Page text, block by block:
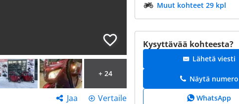
+ 24
Jaa Vertaile
Muut kohteet 29 kpl
Kysyttävää kohteesta?
Lähetä viesti
Näytä numero
WhatsApp